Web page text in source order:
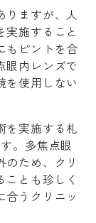
りますが、人
施すること
もピントを合
眼内レンズで
を使用しない
を実施する札
。多焦点眼
ため、クリ
とも珍しく
うクリニッ